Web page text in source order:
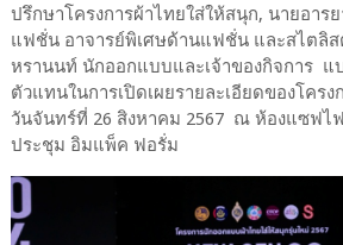
ปรึกษาโครงการผ้าไทยใส่ให้สนุก, นายอาร
แฟชั่น อาจารย์พิเศษด้านแฟชั่น และสไตลิส
หรานนท์ นักออกแบบและเจ้าของกิจการ แ
ตัวแทนในการเปิดเผยรายละเอียดของโครง
วันจันทร์ที่ 26 สิงหาคม 2567 ณ ห้องแซฟไ
ประชุม อิมแพ็ค ฟอรั่ม